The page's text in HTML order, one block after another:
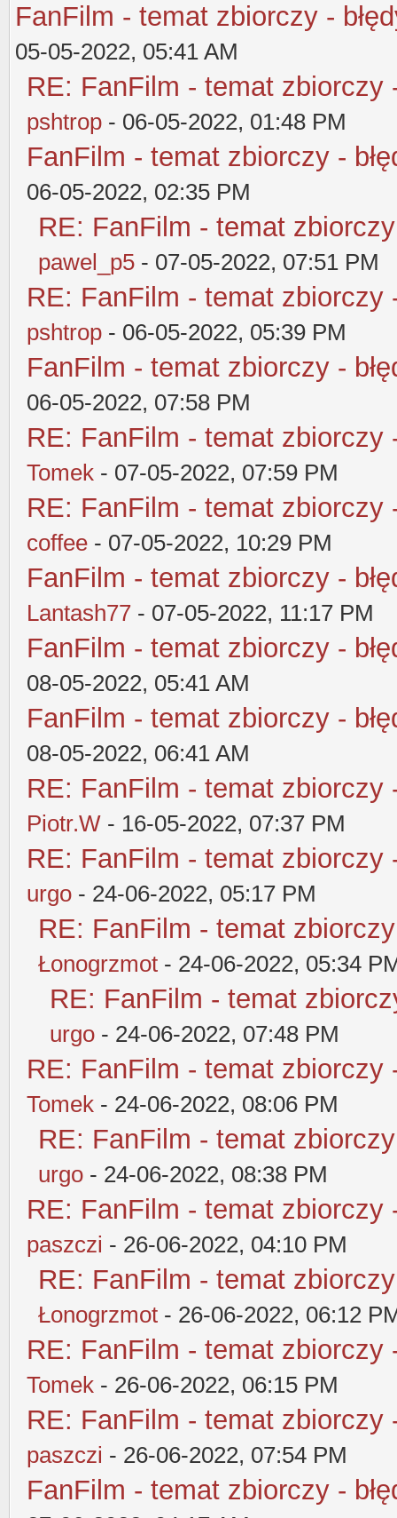
FanFilm - temat zbiorczy -
05-05-2022, 05:41 AM
RE: FanFilm - temat zbiorczy
pshtrop - 06-05-2022, 01:48 PM
FanFilm - temat zbiorczy -
06-05-2022, 02:35 PM
RE: FanFilm - temat
pawel_p5 - 07-05-2022, 07:51 PM
RE: FanFilm - temat zbiorczy
pshtrop - 06-05-2022, 05:39 PM
FanFilm - temat zbiorczy -
06-05-2022, 07:58 PM
RE: FanFilm - temat zbiorczy
Tomek - 07-05-2022, 07:59 PM
RE: FanFilm - temat zbiorczy
coffee - 07-05-2022, 10:29 PM
FanFilm - temat zbiorczy -
Lantash77 - 07-05-2022, 11:17 PM
FanFilm - temat zbiorczy -
08-05-2022, 05:41 AM
FanFilm - temat zbiorczy -
08-05-2022, 06:41 AM
RE: FanFilm - temat zbiorczy
Piotr.W - 16-05-2022, 07:37 PM
RE: FanFilm - temat zbiorczy
urgo - 24-06-2022, 05:17 PM
RE: FanFilm - temat
Łonogrzmot - 24-06-2022, 05:34
RE: FanFilm - temat
urgo - 24-06-2022, 07:48 PM
RE: FanFilm - temat zbiorczy
Tomek - 24-06-2022, 08:06 PM
RE: FanFilm - temat
urgo - 24-06-2022, 08:38 PM
RE: FanFilm - temat zbiorczy
paszczi - 26-06-2022, 04:10 PM
RE: FanFilm - temat
Łonogrzmot - 26-06-2022, 06:12
RE: FanFilm - temat zbiorczy
Tomek - 26-06-2022, 06:15 PM
RE: FanFilm - temat zbiorczy
paszczi - 26-06-2022, 07:54 PM
FanFilm - temat zbiorczy -